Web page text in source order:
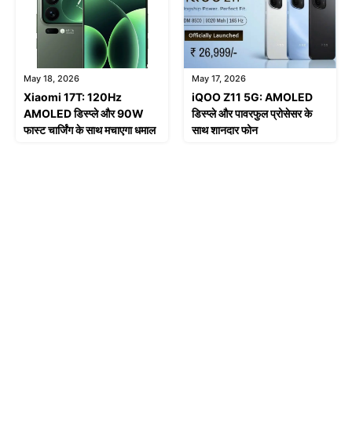
May 18, 2026
Xiaomi 17T: 120Hz
AMOLED डिस्प्ले और 90W
फास्ट चार्जिंग के साथ मचाएगा धमाल
May 17, 2026
iQOO Z11 5G: AMOLED
डिस्प्ले और पावरफुल प्रोसेसर के
साथ शानदार फोन